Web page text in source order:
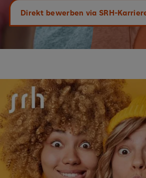
Direkt bewerben via SRH-